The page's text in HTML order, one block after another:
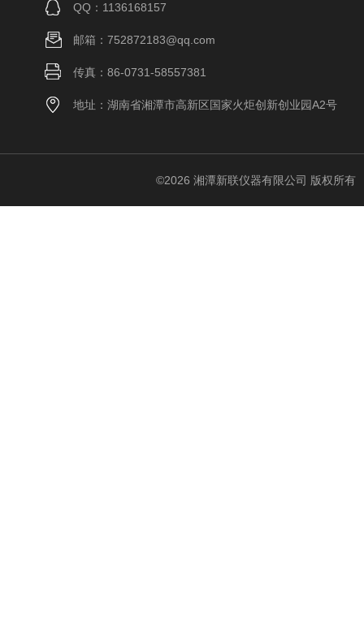
QQ：1136168157
邮箱：752872183@qq.com
传真：86-0731-58557381
地址：湖南省湘潭市高新区国家火炬创新创业园A2号
©2026 湘潭新联仪器有限公司 版权所